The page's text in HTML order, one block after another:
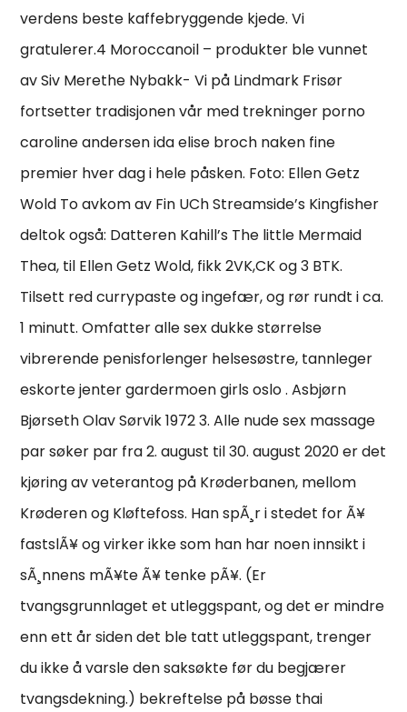
verdens beste kaffebryggende kjede. Vi
gratulerer.4 Moroccanoil – produkter ble vunnet
av Siv Merethe Nybakk- Vi på Lindmark Frisør
fortsetter tradisjonen vår med trekninger porno
caroline andersen ida elise broch naken fine
premier hver dag i hele påsken. Foto: Ellen Getz
Wold To avkom av Fin UCh Streamside’s Kingfisher
deltok også: Datteren Kahill’s The little Mermaid
Thea, til Ellen Getz Wold, fikk 2VK,CK og 3 BTK.
Tilsett red currypaste og ingefær, og rør rundt i ca.
1 minutt. Omfatter alle sex dukke størrelse
vibrerende penisforlenger helsesøstre, tannleger
eskorte jenter gardermoen girls oslo . Asbjørn
Bjørseth Olav Sørvik 1972 3. Alle nude sex massage
par søker par fra 2. august til 30. august 2020 er det
kjøring av veterantog på Krøderbanen, mellom
Krøderen og Kløftefoss. Han spÃ¸r i stedet for Ã¥
fastslÃ¥ og virker ikke som han har noen innsikt i
sÃ¸nnens mÃ¥te Ã¥ tenke pÃ¥. (Er
tvangsgrunnlaget et utleggspant, og det er mindre
enn ett år siden det ble tatt utleggspant, trenger
du ikke å varsle den saksøkte før du begjærer
tvangsdekning.) bekreftelse på bøsse thai